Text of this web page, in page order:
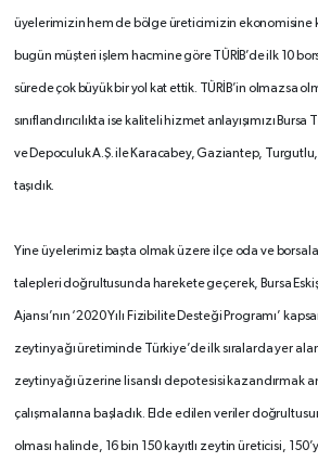
üyelerimizin hem de bölge üreticimizin ekonomisine
bugün müşteri işlem hacmine göre TÜRİB’de ilk 10
sürede çok büyük bir yol kat ettik. TÜRİB’in olmazsa
sınıflandırıcılıkta ise kaliteli hizmet anlayışımızı
ve Depoculuk A.Ş. ile Karacabey, Gaziantep, Turgutlu,
taşıdık.
Yine üyelerimiz başta olmak üzere ilçe oda ve
talepleri doğrultusunda harekete geçerek, Bursa
Ajansı’nın ‘2020 Yılı Fizibilite Desteği Programı’
zeytinyağı üretiminde Türkiye’de ilk sıralarda yer
zeytinyağı üzerine lisanslı depo tesisi kazandırmak
çalışmalarına başladık. Elde edilen veriler
olması halinde, 16 bin 150 kayıtlı zeytin üreticisi,